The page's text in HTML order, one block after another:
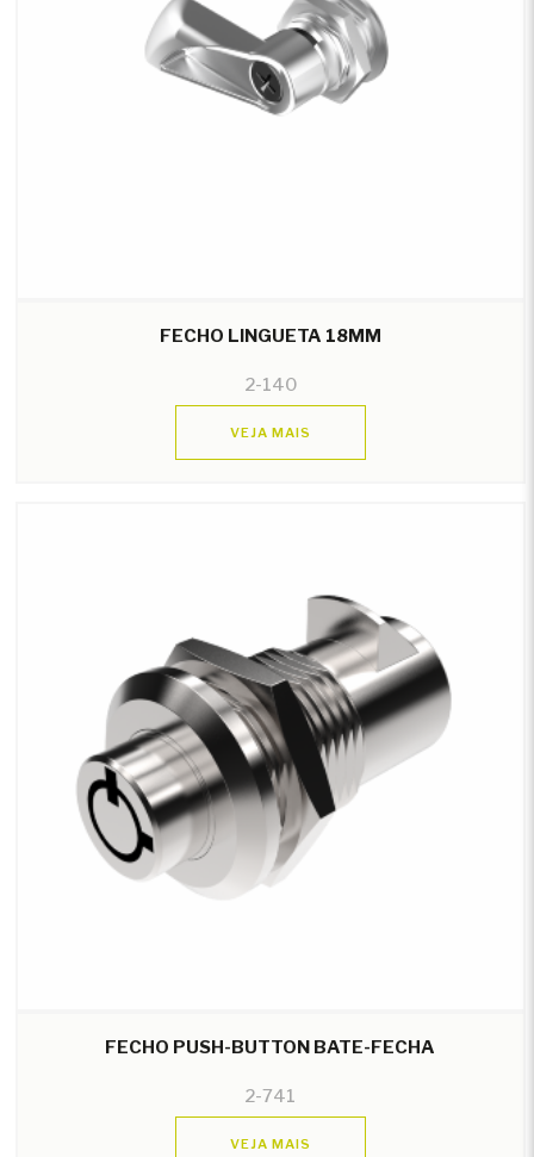
FECHO LINGUETA 18MM
2-140
VEJA MAIS
FECHO PUSH-BUTTON BATE-FECHA
2-741
VEJA MAIS